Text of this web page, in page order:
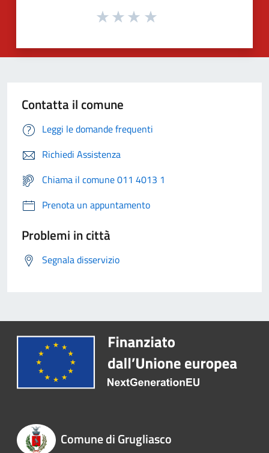
Contatta il comune
Leggi le domande frequenti
Richiedi Assistenza
Chiama il comune 011 4013 1
Prenota un appuntamento
Problemi in città
Segnala disservizio
Comune di Grugliasco